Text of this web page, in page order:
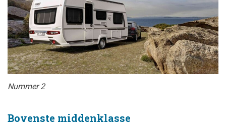
Nummer 2
Bovenste middenklasse